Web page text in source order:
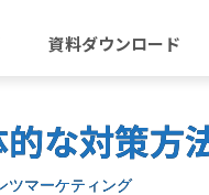
資料ダウンロード
な対策方
ツマーケティング